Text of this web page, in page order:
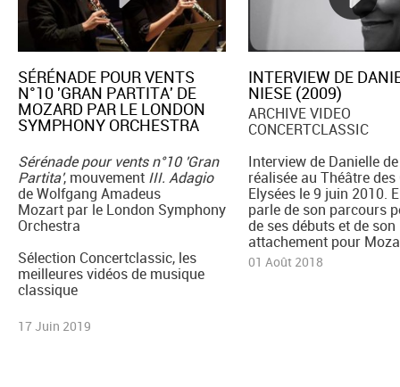
SÉRÉNADE POUR VENTS
N°10 'GRAN PARTITA' DE
MOZARD PAR LE LONDON
SYMPHONY ORCHESTRA
Sérénade pour vents n°10 'Gran
Partita', mouvement III. Adagio
de Wolfgang Amadeus
Mozart par le London Symphony
Orchestra
Sélection Concertclassic, les
meilleures vidéos de musique
classique
17 Juin 2019
INTERVIEW DE
NIESE (2009)
ARCHIVE VIDEO
CONCERTCLASSIC
Interview de Danielle
réalisée au Théâtre
Elysées le 9 juin 2010.
parle de son parcours
de ses débuts et de son
attachement pour
01 Août 2018